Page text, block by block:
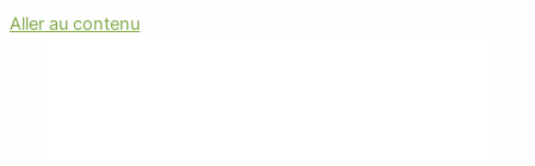
Aller au contenu